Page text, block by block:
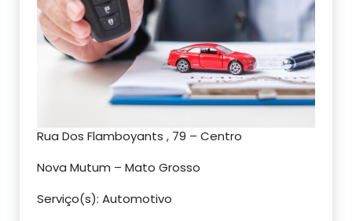
Rua Dos Flamboyants , 79 – Centro
Nova Mutum – Mato Grosso
Serviço(s): Automotivo